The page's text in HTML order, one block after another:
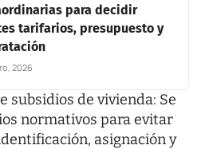
para decidir
tarifarios, presupuesto y
2026
subsidios de vivienda: Se
normativos para evitar
asignación y